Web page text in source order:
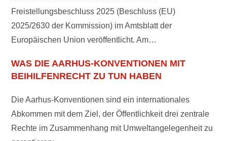
Freistellungsbeschluss 2025 (Beschluss (EU)
2025/2630 der Kommission) im Amtsblatt der
Europäischen Union veröffentlicht. Am…
WAS DIE AARHUS-KONVENTIONEN MIT
BEIHILFENRECHT ZU TUN HABEN
Die Aarhus-Konventionen sind ein internationales
Abkommen mit dem Ziel, der Öffentlichkeit drei zentrale
Rechte im Zusammenhang mit Umweltangelegenheit zu